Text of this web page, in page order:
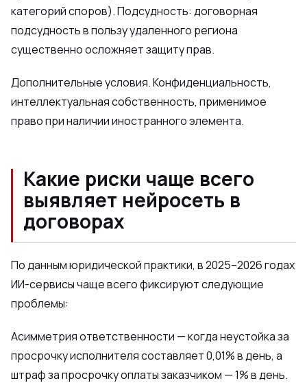
категорий споров). Подсудность: договорная
подсудность в пользу удаленного региона
существенно осложняет защиту прав.
Дополнительные условия. Конфиденциальность,
интеллектуальная собственность, применимое
право при наличии иностранного элемента.
Какие риски чаще всего
выявляет нейросеть в
договорах
По данным юридической практики, в 2025–2026 годах
ИИ-сервисы чаще всего фиксируют следующие
проблемы:
Асимметрия ответственности — когда неустойка за
просрочку исполнителя составляет 0,01% в день, а
штраф за просрочку оплаты заказчиком — 1% в день.